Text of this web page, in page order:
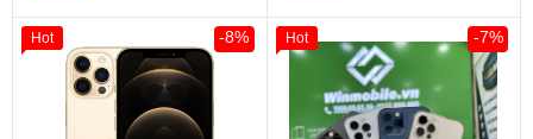
-8%
Hot -7%
Hot